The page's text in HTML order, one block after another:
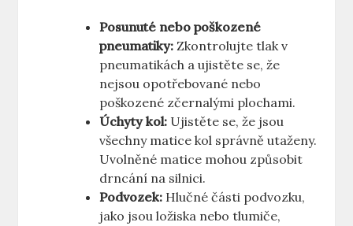
Posunuté nebo poškozené
pneumatiky: Zkontrolujte tlak v
pneumatikách a ujistěte se, že
nejsou opotřebované nebo
poškozené zčernalými plochami.
Úchyty kol: Ujistěte se, že jsou
všechny matice kol správně utaženy.
Uvolněné matice mohou způsobit
drncání na silnici.
Podvozek: Hlučné části podvozku,
jako jsou ložiska nebo tlumiče,